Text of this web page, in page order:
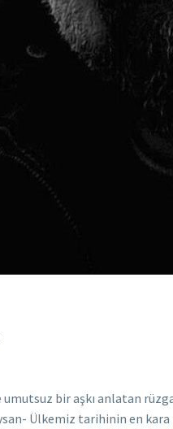
bir aşkı anlatan
Ülkemiz tarihinin en